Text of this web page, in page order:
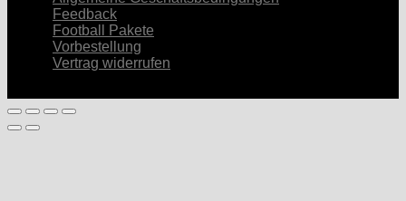
Feedback
Football Pakete
Vorbestellung
Vertrag widerrufen